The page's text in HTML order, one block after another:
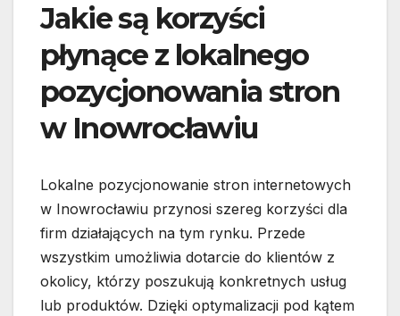
Jakie są korzyści
płynące z lokalnego
pozycjonowania stron
w Inowrocławiu
Lokalne pozycjonowanie stron internetowych
w Inowrocławiu przynosi szereg korzyści dla
firm działających na tym rynku. Przede
wszystkim umożliwia dotarcie do klientów z
okolicy, którzy poszukują konkretnych usług
lub produktów. Dzięki optymalizacji pod kątem